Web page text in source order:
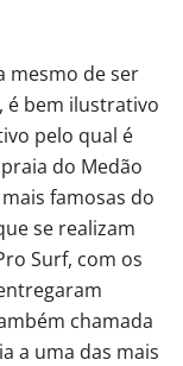
mesmo de ser
é bem ilustrativo
pelo qual é
do Medão
famosas do
se realizam
Surf, com os
chamada
a uma das mais